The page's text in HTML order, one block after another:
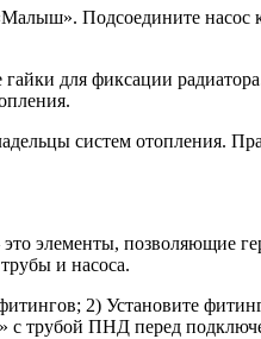
Подсоедините
для фиксации
систем отопления.
элементы, позволяющие
и насоса.
2) Установите
трубой ПНД перед